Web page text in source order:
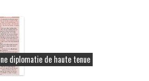
diplomatie de haute tenue